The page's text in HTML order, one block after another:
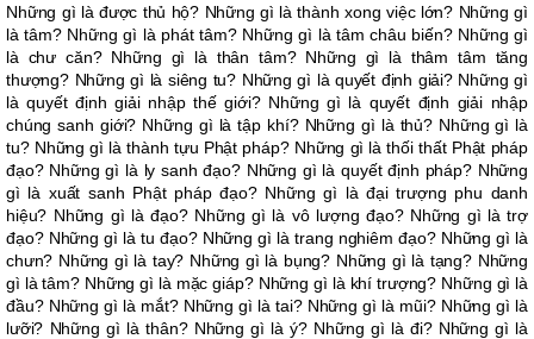
Những gì là được thủ hộ? Những gì là thành xong việc lớn? Những gì
là tâm? Những gì là phát tâm? Những gì là tâm châu biến? Những gì
là chư căn? Những gì là thân tâm? Những gì là thâm tâm tăng
thượng? Những gì là siêng tu? Những gì là quyết định giải? Những gì
là quyết định giải nhập thế giới? Những gì là quyết định giải nhập
chúng sanh giới? Những gì là tập khí? Những gì là thủ? Những gì là
tu? Những gì là thành tựu Phật pháp? Những gì là thối thất Phật pháp
đạo? Những gì là ly sanh đạo? Những gì là quyết định pháp? Những
gì là xuất sanh Phật pháp đạo? Những gì là đại trượng phu danh
hiệu? Những gì là đạo? Những gì là vô lượng đạo? Những gì là trợ
đạo? Những gì là tu đạo? Những gì là trang nghiêm đạo? Những gì là
chưn? Những gì là tay? Những gì là bụng? Những gì là tạng? Những
gì là tâm? Những gì là mặc giáp? Những gì là khí trượng? Những gì là
đầu? Những gì là mắt? Những gì là tai? Những gì là mũi? Những gì là
lưỡi? Những gì là thân? Những gì là ý? Những gì là đi? Những gì là